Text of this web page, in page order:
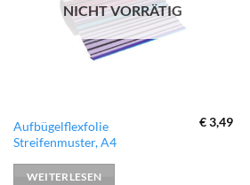
NICHT VORRÄTIG
Aufbügelflexfolie
Streifenmuster, A4
€3,49
WEITERLESEN